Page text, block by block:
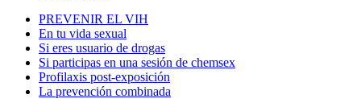
PREVENIR EL VIH
En tu vida sexual
Si eres usuario de drogas
Si participas en una sesión de chemsex
Profilaxis post-exposición
La prevención combinada